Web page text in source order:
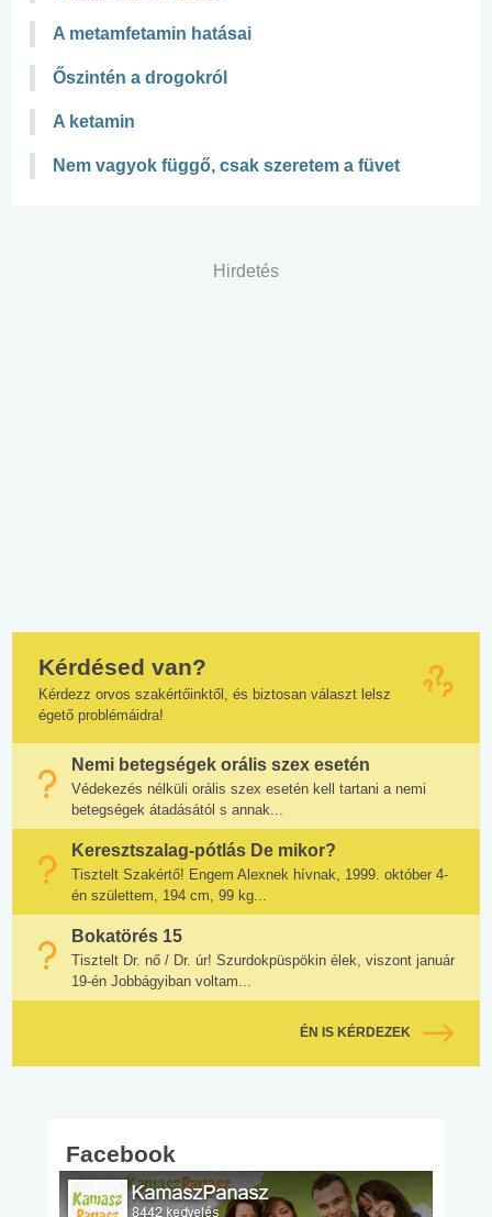
A metamfetamin hatásai
Őszintén a drogokról
A ketamin
Nem vagyok függő, csak szeretem a füvet
Hirdetés
Kérdésed van?
Kérdezz orvos szakértőinktől, és biztosan választ lelsz
égető problémáidra!
Nemi betegségek orális szex esetén
Védekezés nélküli orális szex esetén kell tartani a nemi
betegségek átadásától s annak...
Keresztszalag-pótlás De mikor?
Tisztelt Szakértő! Engem Alexnek hívnak, 1999. október 4-
én születtem, 194 cm, 99 kg...
Bokatörés 15
Tisztelt Dr. nő / Dr. úr! Szurdokpüspökin élek, viszont január
19-én Jobbágyiban voltam...
ÉN IS KÉRDEZEK
Facebook